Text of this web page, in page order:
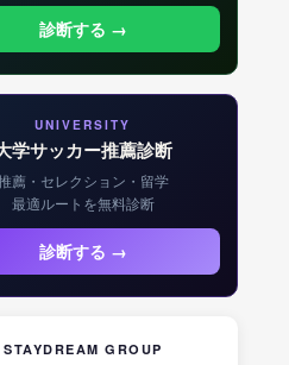
診断する →
UNIVERSITY
学サッカー推薦診断
薦・セレクション・留学
最適ルートを無料診断
診断する →
STAYDREAM GROUP